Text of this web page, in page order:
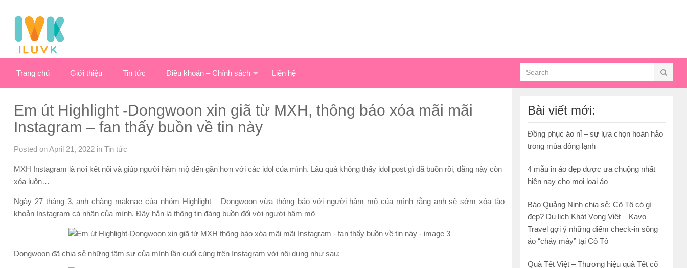
Trang chủ Giới thiệu Tin tức Điều khoản – Chính sách Liên hệ
Em út Highlight -Dongwoon xin giã từ MXH, thông báo xóa mãi mãi
Instagram – fan thấy buồn về tin này
Posted on April 21, 2022 in Tin tức
MXH Instagram là nơi kết nối và giúp người hâm mộ đến gần hơn với các idol của mình. Lâu quá không thấy idol post gì đã buồn rồi, đằng này còn
xóa luôn…
Ngày 27 tháng 3, anh chàng maknae của nhóm Highlight – Dongwoon vừa thông báo với người hâm mộ của mình rằng anh sẽ sớm xóa tào
khoản Instagram cá nhân của mình. Đây hẳn là thông tin đáng buồn đối với người hâm mộ
Dongwoon đã chia sẻ những tâm sự của mình lần cuối cùng trên Instagram với nội dung như sau:
Bài viết mới:
Đồng phục áo nỉ – sự lựa chọn hoàn hảo
trong mùa đông lạnh
4 mẫu in áo đẹp được ưa chuộng nhất
hiện nay cho mọi loại áo
Báo Quảng Ninh chia sẻ: Cô Tô có gì
đẹp? Du lịch Khát Vọng Việt – Kavo
Travel gợi ý những điểm check-in sống
ảo “cháy máy” tại Cô Tô
Quà Tết Việt – Thương hiệu quà Tết cổ